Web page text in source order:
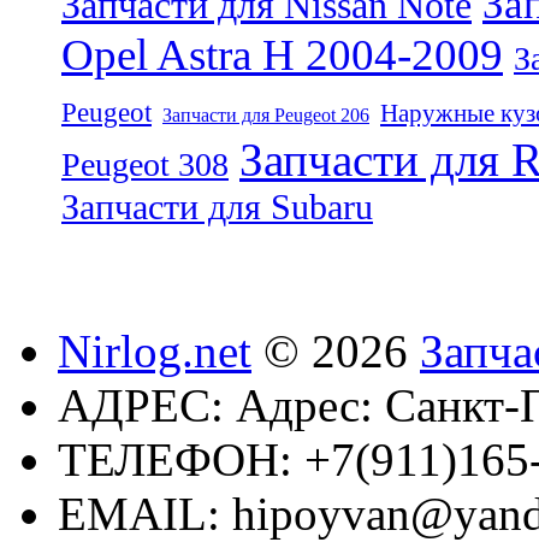
Opel Astra H 2004-2009
Peugeot Запчасти для Peugeot 206 Наружные
Peugeot 308 Запчасти для
Запчасти для Subaru
Nirlog.net © 2026
АДРЕС: Адрес: Санкт-
ТЕЛЕФОН:
EMAIL: